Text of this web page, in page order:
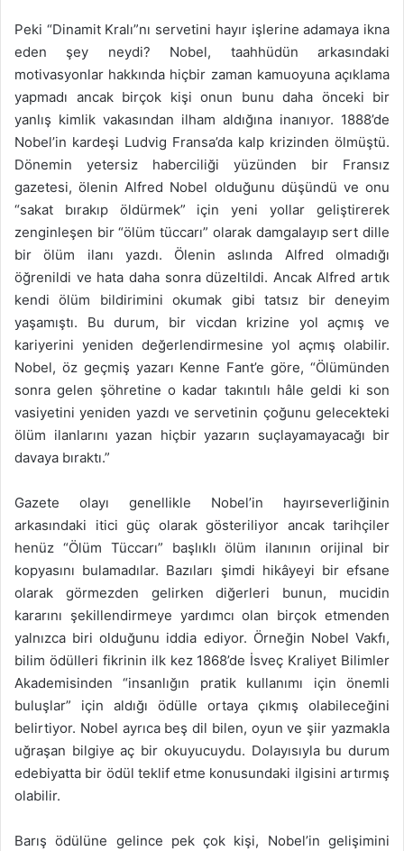
Peki “Dinamit Kralı”nı servetini hayır işlerine adamaya ikna
eden şey neydi? Nobel, taahhüdün arkasındaki
motivasyonlar hakkında hiçbir zaman kamuoyuna açıklama
yapmadı ancak birçok kişi onun bunu daha önceki bir
yanlış kimlik vakasından ilham aldığına inanıyor. 1888’de
Nobel’in kardeşi Ludvig Fransa’da kalp krizinden ölmüştü.
Dönemin yetersiz haberciliği yüzünden bir Fransız
gazetesi, ölenin Alfred Nobel olduğunu düşündü ve onu
“sakat bırakıp öldürmek” için yeni yollar geliştirerek
zenginleşen bir “ölüm tüccarı” olarak damgalayıp sert dille
bir ölüm ilanı yazdı. Ölenin aslında Alfred olmadığı
öğrenildi ve hata daha sonra düzeltildi. Ancak Alfred artık
kendi ölüm bildirimini okumak gibi tatsız bir deneyim
yaşamıştı. Bu durum, bir vicdan krizine yol açmış ve
kariyerini yeniden değerlendirmesine yol açmış olabilir.
Nobel, öz geçmiş yazarı Kenne Fant’e göre, “Ölümünden
sonra gelen şöhretine o kadar takıntılı hâle geldi ki son
vasiyetini yeniden yazdı ve servetinin çoğunu gelecekteki
ölüm ilanlarını yazan hiçbir yazarın suçlayamayacağı bir
davaya bıraktı.”
Gazete olayı genellikle Nobel’in hayırseverliğinin
arkasındaki itici güç olarak gösteriliyor ancak tarihçiler
henüz “Ölüm Tüccarı” başlıklı ölüm ilanının orijinal bir
kopyasını bulamadılar. Bazıları şimdi hikâyeyi bir efsane
olarak görmezden gelirken diğerleri bunun, mucidin
kararını şekillendirmeye yardımcı olan birçok etmenden
yalnızca biri olduğunu iddia ediyor. Örneğin Nobel Vakfı,
bilim ödülleri fikrinin ilk kez 1868’de İsveç Kraliyet Bilimler
Akademisinden “insanlığın pratik kullanımı için önemli
buluşlar” için aldığı ödülle ortaya çıkmış olabileceğini
belirtiyor. Nobel ayrıca beş dil bilen, oyun ve şiir yazmakla
uğraşan bilgiye aç bir okuyucuydu. Dolayısıyla bu durum
edebiyatta bir ödül teklif etme konusundaki ilgisini artırmış
olabilir.
Barış ödülüne gelince pek çok kişi, Nobel’in gelişimini